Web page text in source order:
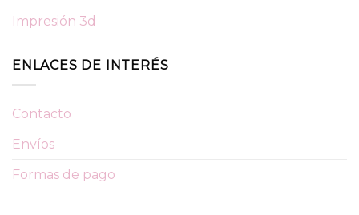
Impresión 3d
ENLACES DE INTERÉS
Contacto
Envíos
Formas de pago